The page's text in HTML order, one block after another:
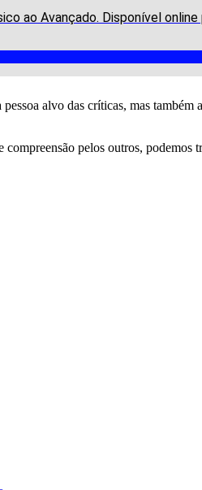
ao Avançado. Disponível
alvo das críticas, mas
pelos outros, podemos